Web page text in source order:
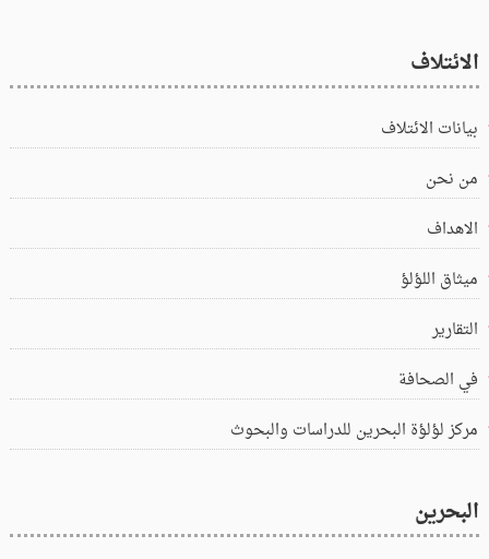
الائتلاف
بيانات الائتلاف
من نحن
الاهداف
ميثاق اللؤلؤ
التقارير
في الصحافة
مركز لؤلؤة البحرين للدراسات والبحوث
البحرين